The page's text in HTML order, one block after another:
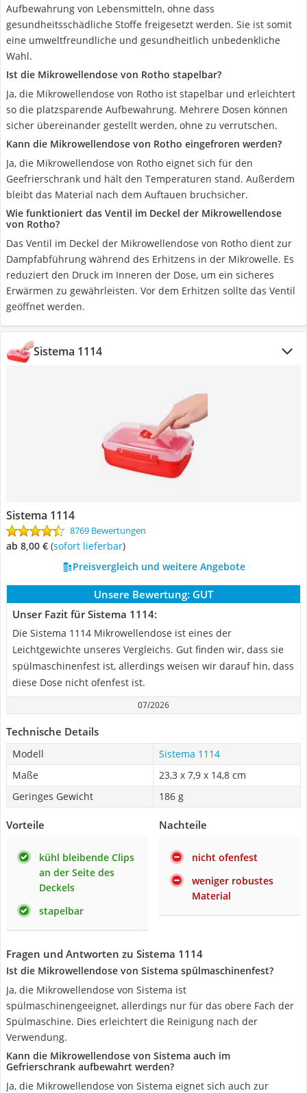
Aufbewahrung von Lebensmitteln, ohne dass
gesundheitsschädliche Stoffe freigesetzt werden. Sie ist somit
eine umweltfreundliche und gesundheitlich unbedenkliche
Wahl.
Ist die Mikrowellendose von Rotho stapelbar?
Ja, die Mikrowellendose von Rotho ist stapelbar und erleichtert
so die platzsparende Aufbewahrung. Mehrere Dosen können
sicher übereinander gestellt werden, ohne zu verrutschen.
Kann die Mikrowellendose von Rotho eingefroren werden?
Ja, die Mikrowellendose von Rotho eignet sich für den
Geefrierschrank und hält den Temperaturen stand. Außerdem
bleibt das Material nach dem Auftauen bruchsicher.
Wie funktioniert das Ventil im Deckel der Mikrowellendose
von Rotho?
Das Ventil im Deckel der Mikrowellendose von Rotho dient zur
Dampfabführung während des Erhitzens in der Mikrowelle. Es
reduziert den Druck im Inneren der Dose, um ein sicheres
Erwärmen zu gewährleisten. Vor dem Erhitzen sollte das Ventil
geöffnet werden.
Sistema 1114
Sistema 1114
8769 Bewertungen
ab 8,00 € ( Sofort lieferbar)
Preisvergleich und weitere Angebote
Unsere Bewertung: GUT
Unser Fazit für Sistema 1114:
Die Sistema 1114 Mikrowellendose ist eines der
Leichtgewichte unseres Vergleichs. Gut finden wir, dass sie
spülmaschinenfest ist, allerdings weisen wir darauf hin, dass
diese Dose nicht ofenfest ist.
07/2026
Technische Details
Modell
Sistema 1114
Maße
‎23,3 x 7,9 x 14,8 cm
Geringes Gewicht
186 g
Vorteile
kühl bleibende Clips
an der Seite des
Deckels
stapelbar
Nachteile
nicht ofenfest
weniger robustes
Material
Fragen und Antworten zu Sistema 1114
Ist die Mikrowellendose von Sistema spülmaschinenfest?
Ja, die Mikrowellendose von Sistema ist
spülmaschinengeeignet, allerdings nur für das obere Fach der
Spülmaschine. Dies erleichtert die Reinigung nach der
Verwendung.
Kann die Mikrowellendose von Sistema auch im
Gefrierschrank aufbewahrt werden?
Ja, die Mikrowellendose von Sistema eignet sich auch zur